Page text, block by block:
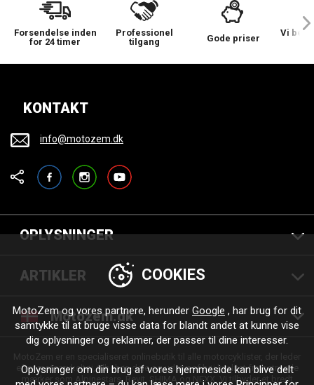
Forsendelse inden
for 24 timer
Professionel
tilgang
Gode priser
Vi
KONTAKT
info@motozem.dk
FacebookInstagramYouTube
OPLYSNINGER
ARTIKLER
Motozem.dk
efter motorcykeltøj, tilbehør, dele og udstyr af høj kvalitet fra betroede
mærker som Alpinestars, Revit, SHIMA og NEXX. Vi tilbyder et bredt
COOKIES
MotoZem og vores partnere, herunder Google , har brug for dit
samtykke til at bruge visse data for blandt andet at kunne vise
dig oplysninger og reklamer, der passer til dine interesser.
Oplysninger om din brug af vores hjemmeside kan blive delt